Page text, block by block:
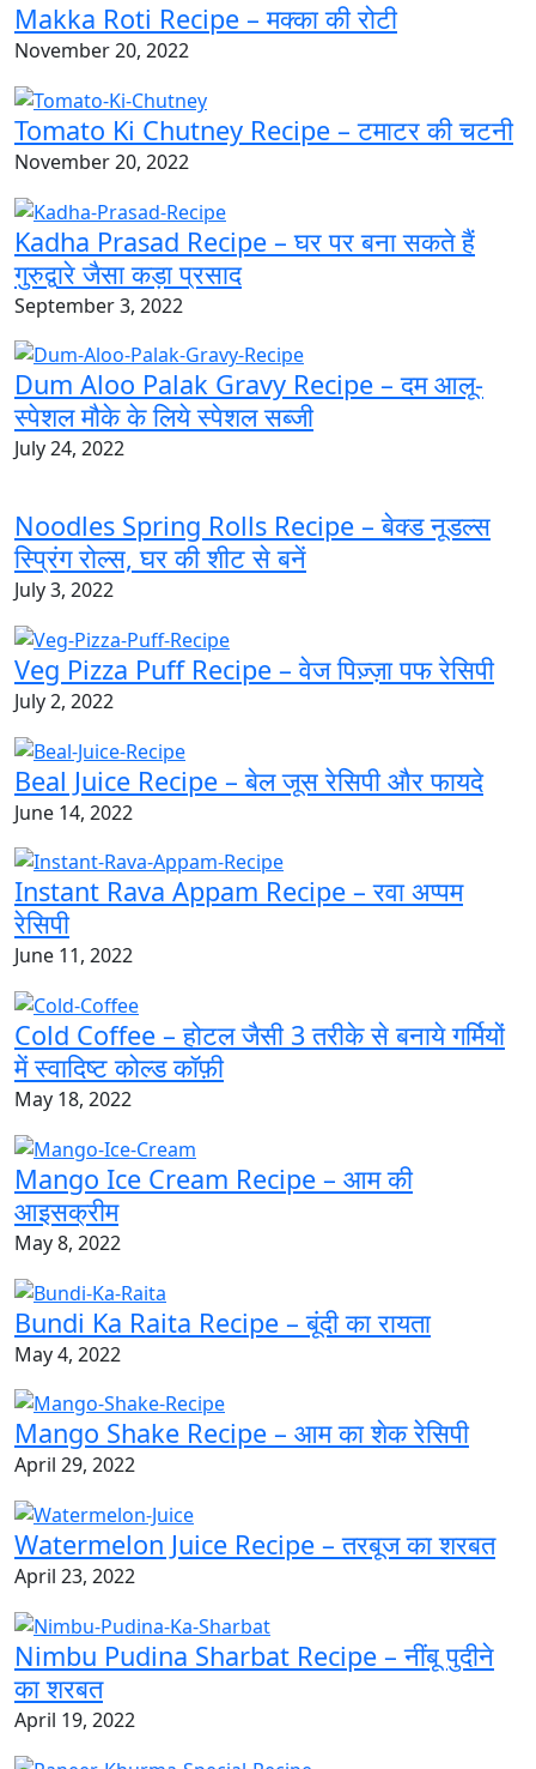
Makka Roti Recipe – मक्का की रोटी
November 20, 2022
Tomato Ki Chutney Recipe – टमाटर की चटनी
November 20, 2022
Kadha Prasad Recipe – घर पर बना सकते हैं
गुरुद्वारे जैसा कड़ा प्रसाद
September 3, 2022
Dum Aloo Palak Gravy Recipe – दम आलू-
स्पेशल मौके के लिये स्पेशल सब्जी
July 24, 2022
Noodles Spring Rolls Recipe – बेक्ड नूडल्स
स्प्रिंग रोल्स, घर की शीट से बनें
July 3, 2022
Veg Pizza Puff Recipe – वेज पिज़्ज़ा पफ रेसिपी
July 2, 2022
Beal Juice Recipe – बेल जूस रेसिपी और फायदे
June 14, 2022
Instant Rava Appam Recipe – रवा अप्पम
रेसिपी
June 11, 2022
Cold Coffee – होटल जैसी 3 तरीके से बनाये गर्मियों
में स्वादिष्ट कोल्ड कॉफ़ी
May 18, 2022
Mango Ice Cream Recipe – आम की
आइसक्रीम
May 8, 2022
Bundi Ka Raita Recipe – बूंदी का रायता
May 4, 2022
Mango Shake Recipe – आम का शेक रेसिपी
April 29, 2022
Watermelon Juice Recipe – तरबूज का शरबत
April 23, 2022
Nimbu Pudina Sharbat Recipe – नींबू पुदीने
का शरबत
April 19, 2022